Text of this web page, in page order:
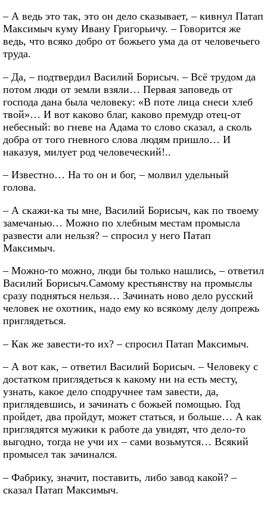
– А ведь это так, это он дело сказывает, – кивнул Патап
Максимыч куму Ивану Григорьичу. – Говорится же
ведь, что всяко добро от божьего ума да от человечьего
труда.
– Да, – подтвердил Василий Борисыч. – Всё трудом да
потом люди от земли взяли… Первая заповедь от
господа дана была человеку: «В поте лица снеси хлеб
твой»… И вот каково благ, каково премудр отец-от
небесный: во гневе на Адама то слово сказал, а сколь
добра от того гневного слова людям пришло… И
наказуя, милует род человеческий!..
– Известно… На то он и бог, – молвил удельный
голова.
– А скажи-ка ты мне, Василий Борисыч, как по твоему
замечанью… Можно по хлебным местам промысла
развести али нельзя? – спросил у него Патап
Максимыч.
– Можно-то можно, люди бы только нашлись, – ответил
Василий Борисыч.Самому крестьянству на промыслы
сразу подняться нельзя… Зачинать ново дело русский
человек не охотник, надо ему ко всякому делу допрежь
приглядеться.
– Как же завести-то их? – спросил Патап Максимыч.
– А вот как, – ответил Василий Борисыч. – Человеку с
достатком приглядеться к какому ни на есть месту,
узнать, какое дело сподручнее там завести, да,
приглядевшись, и зачинать с божьей помощью. Год
пройдет, два пройдут, может статься, и больше… А как
приглядятся мужики к работе да увидят, что дело-то
выгодно, тогда не учи их – сами возьмутся… Всякий
промысел так зачинался.
– Фабрику, значит, поставить, либо завод какой? –
сказал Патап Максимыч.